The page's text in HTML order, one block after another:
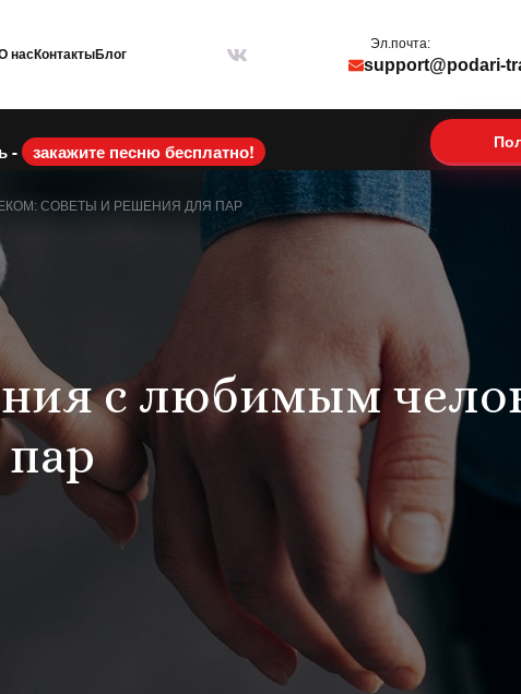
насКонтактыБлог
Эл.почта:
support@podari-
- закажите песню бесплатно!
СОВЕТЫ И РЕШЕНИЯ ДЛЯ ПАР
с любимым